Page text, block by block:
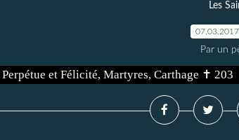
Les
07.03.2017
Par un